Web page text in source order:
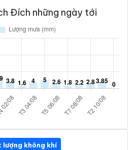
Đích những ngày tới
lượng không khí